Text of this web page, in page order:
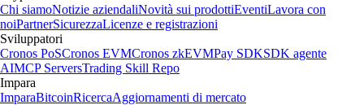
Chi siamoNotizie aziendaliNovità sui prodottiEventiLavora con
noiPartnerSicurezzaLicenze e registrazioni
Sviluppatori
Cronos PoSCronos EVMCronos zkEVMPay SDKSDK agente
AIMCP ServersTrading Skill Repo
Impara
ImparaBitcoinRicercaAggiornamenti di mercato